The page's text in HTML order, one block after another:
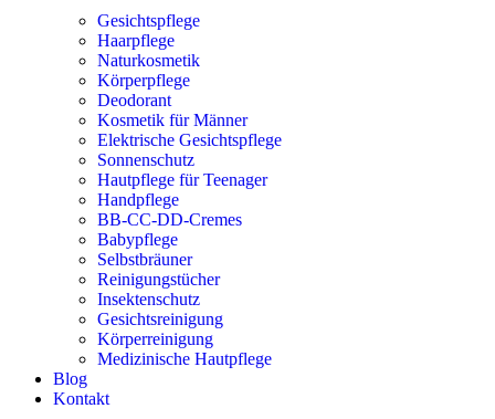
Gesichtspflege
Haarpflege
Naturkosmetik
Körperpflege
Deodorant
Kosmetik für Männer
Elektrische Gesichtspflege
Sonnenschutz
Hautpflege für Teenager
Handpflege
BB-CC-DD-Cremes
Babypflege
Selbstbräuner
Reinigungstücher
Insektenschutz
Gesichtsreinigung
Körperreinigung
Medizinische Hautpflege
Blog
Kontakt